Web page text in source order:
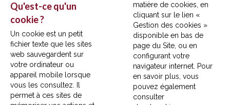
Qu'est-ce qu'un
cookie ?
Un cookie est un petit
fichier texte que les sites
web sauvegardent sur
votre ordinateur ou
appareil mobile lorsque
vous les consultez. Il
permet à ces sites de
matière de cookies, en
cliquant sur le lien «
Gestion des cookies »
disponible en bas de
page du Site, ou en
configurant votre
navigateur internet. Pour
en savoir plus, vous
pouvez également
consulter